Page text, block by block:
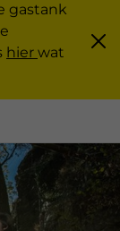
gastank
hier wat
en professionals